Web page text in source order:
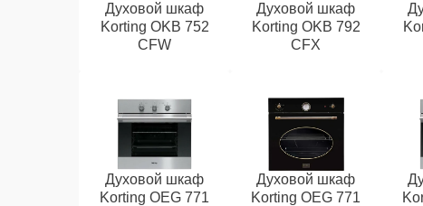
Духовой шкаф
Korting OKB 752
CFW
Духовой шкаф
Korting OKB 792
CFX
Духовой шкаф
Korting OEG 771
Духовой шкаф
Korting OEG 771